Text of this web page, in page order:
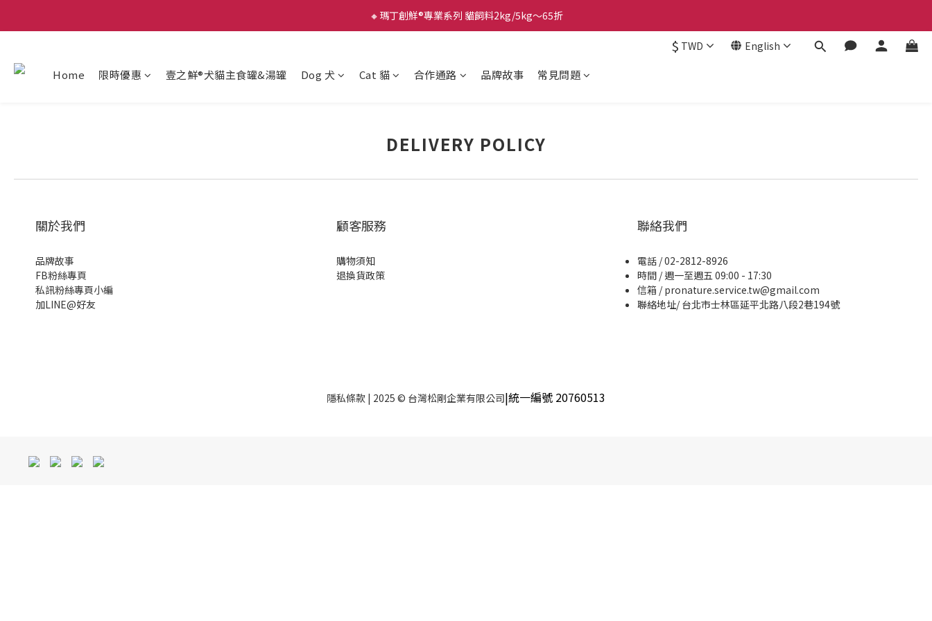
🔸瑪丁創鮮®專業系列 貓飼料2kg/5kg～65折
$ TWD English
Home 限時優惠 壹之鮮®犬貓主食罐&湯罐 Dog 犬 Cat 貓 合作通路 品牌故事 常見問題
DELIVERY POLICY
關於我們
品牌故事
FB粉絲專頁
私訊粉絲專頁小編
加LINE@好友
顧客服務
購物須知
退換貨政策
聯絡我們
電話 / 02-2812-8926
時間 / 週一至週五 09:00 - 17:30
信箱 / pronature.service.tw@gmail.com
聯絡地址/ 台北市士林區延平北路八段2巷194號
隱私條款 | 2025 © 台灣松剛企業有限公司|統一編號 20760513